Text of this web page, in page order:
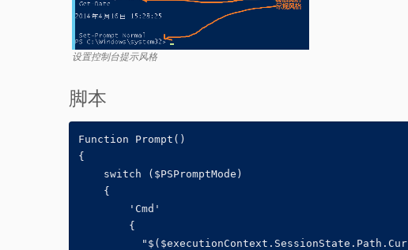
设置控制台提示风格
脚本
Function Prompt()
{
    switch ($PSPromptMode)
    {
        'Cmd'
        {